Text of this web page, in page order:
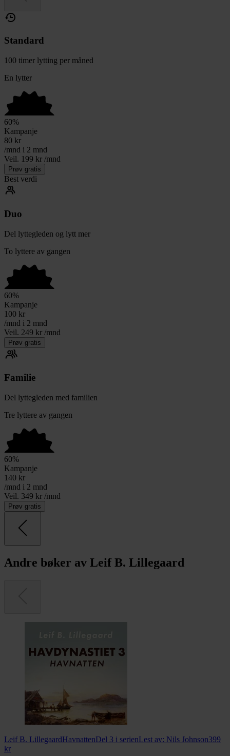
Standard
100 timer lytting per måned
En lytter
60%
Kampanje
80 kr
/mnd i 2 mnd
Veil. 199 kr /mnd
Prøv gratis
Best verdi
Duo
Del lyttegleden og lytt mer
To lyttere av gangen
60%
Kampanje
100 kr
/mnd i 2 mnd
Veil. 249 kr /mnd
Prøv gratis
Familie
Del lyttegleden med familien
Tre lyttere av gangen
60%
Kampanje
140 kr
/mnd i 2 mnd
Veil. 349 kr /mnd
Prøv gratis
Andre bøker av Leif B. Lillegaard
Leif B. LillegaardHavnattenDel 3 i serienLest av: Nils Johnson399
kr